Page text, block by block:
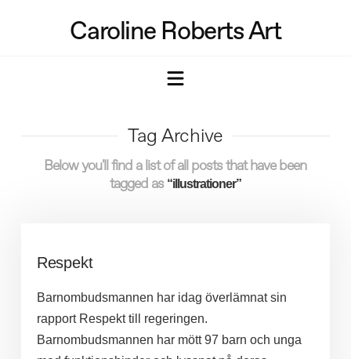
Caroline Roberts Art
Navigation
Tag Archive
Below you'll find a list of all posts that have been
tagged as “illustrationer”
Respekt
Barnombudsmannen har idag överlämnat sin
rapport Respekt till regeringen.
Barnombudsmannen har mött 97 barn och unga